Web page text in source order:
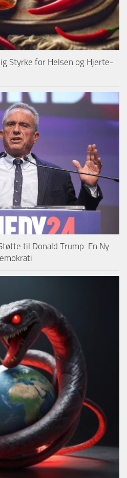
Styrke for Helsen og Hjerte-
til Donald Trump: En Ny